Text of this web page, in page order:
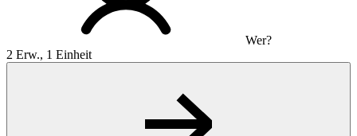
Wer?
2 Erw., 1 Einheit